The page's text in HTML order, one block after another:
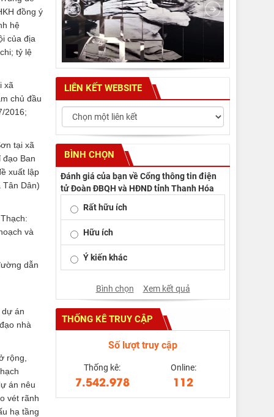
đồng ý
hệ
của địa
tỷ lệ
xã
chủ đầu
2016;
tại xã
Ban
xuất lập
Tân Dân)
và
dẫn
án
nhà
rộng,
án nêu
vét rãnh
hạ tầng
LIÊN KẾT WEBSITE
BÌNH CHỌN
Đánh giá của bạn về Cổng thông tin điện
tử Đoàn ĐBQH và HĐND tỉnh Thanh Hóa
Rất hữu ích
Hữu ích
Ý kiến khác
Bình chọn Xem kết quả
THỐNG KÊ TRUY CẬP
Số lượt truy cập
Thống kê:
7.542.978
Online:
112